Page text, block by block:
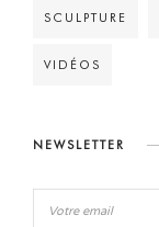
SCULPTURE
VIDÉOS
NEWSLETTER